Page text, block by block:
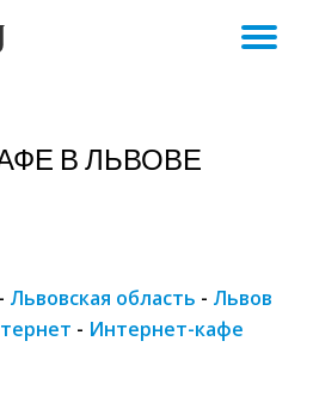
В ЛЬВОВЕ
- Львовская область - Львов
- Интернет-кафе